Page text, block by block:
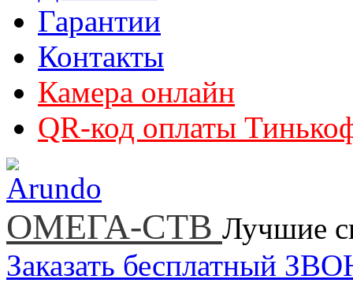
Гарантии
Контакты
Камера онлайн
QR-код оплаты
ОМЕГА-СТВ Лучшие
Заказать бесплатный